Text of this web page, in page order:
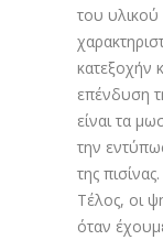
του υλικού
κατεξοχήν
επένδυση
είναι τα
την
της πισίνας.
Τέλος, οι
όταν